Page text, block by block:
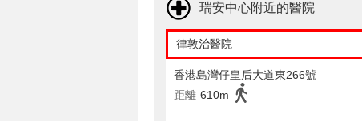
瑞安中心附近的醫院
律敦治醫院
香港島灣仔皇后大道東266號
距離 610m